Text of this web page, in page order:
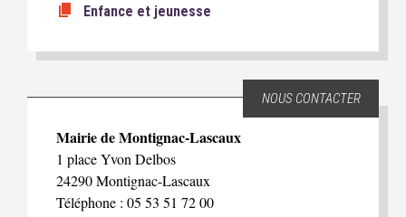
Enfance et jeunesse
NOUS CONTACTER
Mairie de Montignac-Lascaux
1 place Yvon Delbos
24290 Montignac-Lascaux
Téléphone : 05 53 51 72 00